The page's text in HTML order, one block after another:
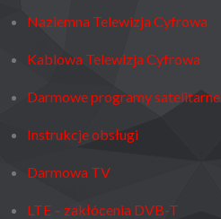
Naziemna Telewizja Cyfrowa
Kablowa Telewizja Cyfrowa
Darmowe programy satelitarne
Instrukcje obsługi
Darmowa TV
LTE – zakłócenia DVB-T